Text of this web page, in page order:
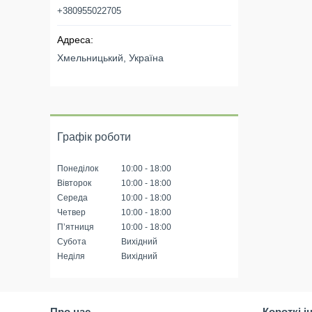
+380955022705
Хмельницький, Україна
Графік роботи
Понеділок 10:00
18:00
Вівторок
10:00
18:00
Середа
10:00
18:00
Четвер
10:00
18:00
Пʼятниця
10:00
18:00
Субота
Вихідний
Неділя
Вихідний